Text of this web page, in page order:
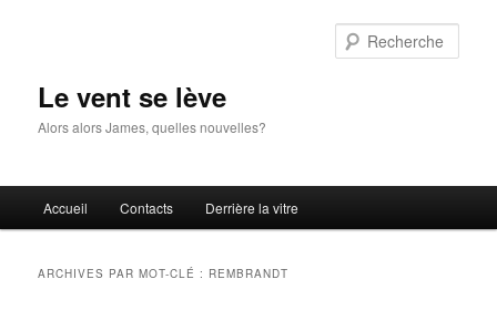
Le vent se lève
Alors alors James, quelles nouvelles?
principal
Accueil Contacts Derrière la vitre
ARCHIVES PAR MOT-CLÉ : REMBRANDT